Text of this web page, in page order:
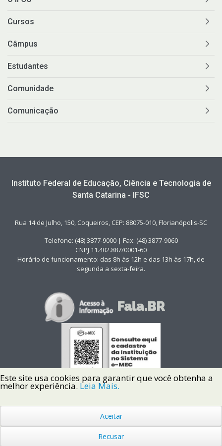
Cursos
Câmpus
Estudantes
Comunidade
Comunicação
Instituto Federal de Educação, Ciência e Tecnologia de
Santa Catarina - IFSC
Rua 14 de Julho, 150, Coqueiros, CEP: 88075-010, Florianópolis-SC
Telefone: (48) 3877-9000 | Fax: (48) 3877-9060
CNPJ 11.402.887/0001-60
Horário de funcionamento: das 8h às 12h e das 13h às 17h, de
segunda a sexta-feira.
Copyright © 2022 Instituto Federal de Santa Catarina IFSC
Todos os Direitos Reservados.
Este site usa cookies para garantir que você obtenha a
melhor experiência. Leia Mais.
Aceitar
Recusar